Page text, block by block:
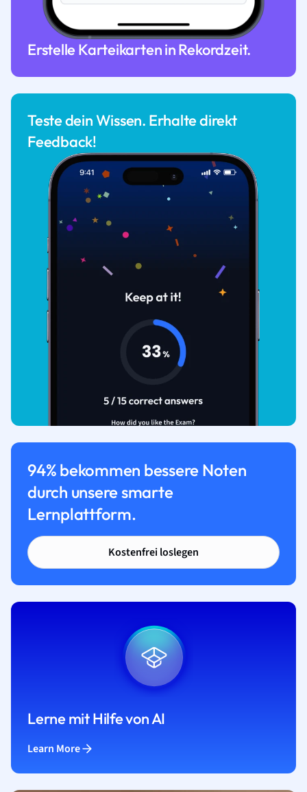
Erstelle Karteikarten in Rekordzeit.
Teste dein Wissen. Erhalte direkt
Feedback!
94% bekommen bessere Noten
durch unsere smarte
Lernplattform.
Kostenfrei loslegen
Lerne mit Hilfe von AI
Learn More